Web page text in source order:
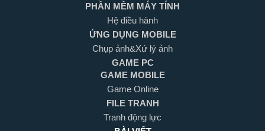
PHẦN MỀM MÁY TÍNH
Hệ điều hành
ỨNG DỤNG MOBILE
Chụp ảnh&Xứ lý ảnh
GAME PC
GAME MOBILE
Game Online
FILE TRANH
Tranh động lực